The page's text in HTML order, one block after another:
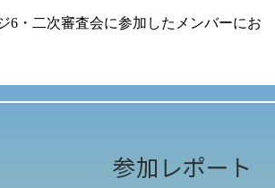
6・二次審査会に参加したメンバーにお